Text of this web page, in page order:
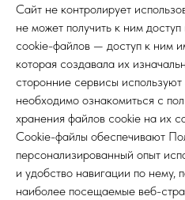
Сайт не контролирует
не может получить к ним
cookie-файлов — доступ к ним
которая создавала их
сторонние сервисы
необходимо ознакомиться с
хранения файлов cookie на их
Cookie-файлы обеспечивают
персонализированный опыт
и удобство навигации по нему,
наиболее посещаемые веб-